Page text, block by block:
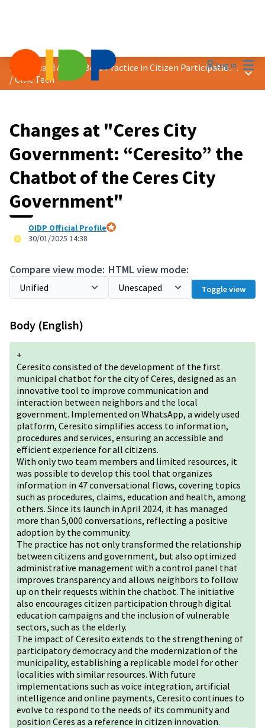
Log in
2025 Award &quot;Best Practice in Citizen Participation&quot;
/Civic Tech
Main
Changes at "Ceres City
Government: “Ceresito” the
Chatbot of the Ceres City
Government"
OIDP Official Profile
30/01/2025 14:38
Compare view mode: HTML view mode:
Toggle view
Body (English)
+
Ceresito consisted of the development of the first
municipal chatbot for the city of Ceres, designed as an
innovative tool to improve communication and
interaction between neighbors and the local
government. Implemented on WhatsApp, a widely used
platform, Ceresito simplifies access to information,
procedures and services, ensuring an accessible and
efficient experience for all citizens.
With only two team members and limited resources, it
was possible to develop this tool that organizes
information in 47 conversational flows, covering topics
such as procedures, claims, education and health, among
others. Since its launch in April 2024, it has managed
more than 5,000 conversations, reflecting a positive
adoption by the community.
The practice has not only transformed the relationship
between citizens and government, but also optimized
administrative management with a control panel that
improves transparency and allows neighbors to follow
up on their requests within the chatbot. The initiative
also encourages citizen participation through digital
education campaigns and the inclusion of vulnerable
sectors, such as the elderly.
The impact of Ceresito extends to the strengthening of
participatory democracy and the modernization of the
municipality, establishing a replicable model for other
localities with similar resources. With future
implementations such as voice integration, artificial
intelligence and online payments, Ceresito continues to
evolve to respond to the needs of its community and
position Ceres as a reference in citizen innovation.